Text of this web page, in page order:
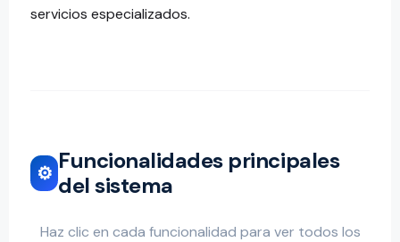
servicios especializados.
⚙️ Funcionalidades principales
del sistema
Haz clic en cada funcionalidad para ver todos los